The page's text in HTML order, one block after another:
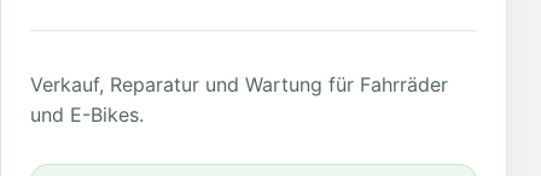
Verkauf, Reparatur und Wartung für Fahrräder
und E-Bikes.